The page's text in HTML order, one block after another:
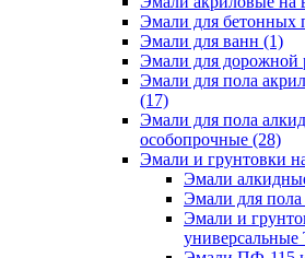
Эмали для бетонных
Эмали для ванн (1)
Эмали для дорожной
Эмали для пола
(17)
Эмали для пола
особопрочные (28)
Эмали и грунтовки
Эмали
Эмали для
Эмали и